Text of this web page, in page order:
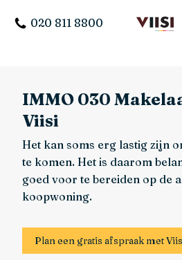
020 811 8800
IMMO 030
Viisi
Het kan soms erg lastig zijn
te komen. Het is daarom
goed voor te bereiden op de
koopwoning.
Plan een gratis afspraak met